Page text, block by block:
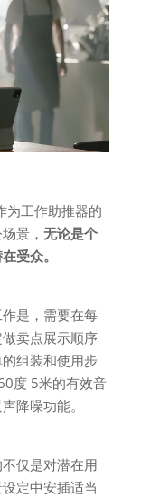
为工作助推器的
景， 无论是个
受众。
是，需要在每
卖点展示顺序
组装和使用步
度 5米的有效音
降噪功能。
仅是对潜在用
定中安插适当